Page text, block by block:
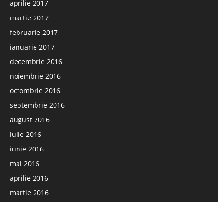
aprilie 2017
martie 2017
februarie 2017
ianuarie 2017
decembrie 2016
noiembrie 2016
octombrie 2016
septembrie 2016
august 2016
iulie 2016
iunie 2016
mai 2016
aprilie 2016
martie 2016